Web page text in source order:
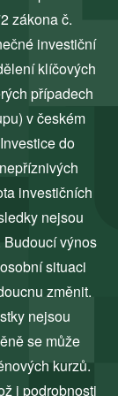
zákona č.
investiční
klíčových
případech
v českém
do
investičních
nejsou
výnos
situaci
změnit.
nejsou
se může
kurzů.
i podrobnosti